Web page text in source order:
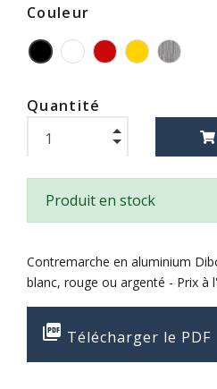
Couleur
Quantité
Produit en stock
Contremarche en aluminium
blanc, rouge ou argenté - Prix à
 Télécharger le PDF